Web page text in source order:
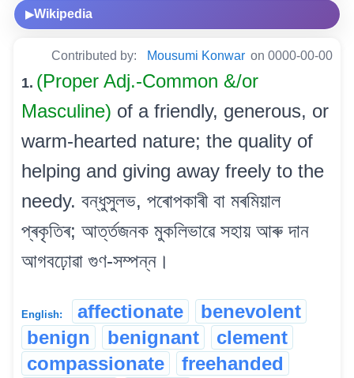
▶Wikipedia
Contributed by: Mousumi Konwar on 0000-00-00
1. (Proper Adj.-Common &/or
Masculine) of a friendly, generous, or
warm-hearted nature; the quality of
helping and giving away freely to the
needy. বন্ধুসুলভ, পৰোপকাৰী বা মৰমিয়াল
প্ৰকৃতিৰ; আৰ্ত্তজনক মুকলিভাৱে সহায় আৰু দান
আগবঢ়োৱা গুণ-সম্পন্ন।
English: affectionate
benevolent
benign
benignant
clement
compassionate
freehanded